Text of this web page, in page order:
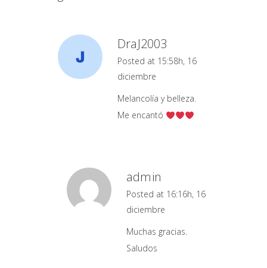
DraJ2003
Posted at 15:58h, 16
diciembre
Melancolía y belleza.
Me encantó
admin
Posted at 16:16h, 16
diciembre
Muchas gracias.
Saludos